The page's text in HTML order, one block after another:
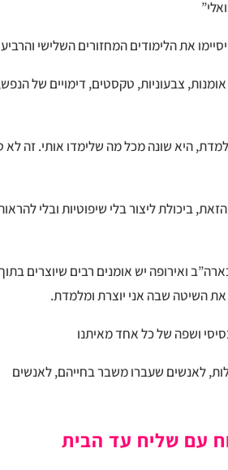
את הלימודים המחזורים השלישי
צבעוניות, טקסטים, דימויים של
היא שונה מכל מה שלימדו אותי. זה לא
ביכולת ליצור בלי שיפוטיות ובלי
ואירופה יש אומנים רבים שיוצרים בתוך
השיטה שבה אני יוצרת ומלמדת.
ושפה של כל אחד מאיתנו
לאנשים שעברו משבר בחייהם, לאנשים